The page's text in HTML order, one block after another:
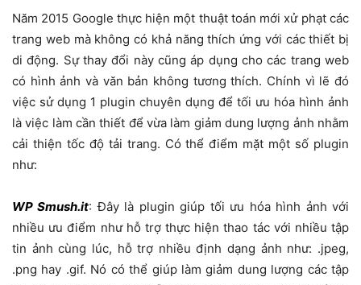
Năm 2015 Google thực hiện một thuật toán mới xử phạt các
trang web mà không có khả năng thích ứng với các thiết bị
di động. Sự thay đổi này cũng áp dụng cho các trang web
có hình ảnh và văn bản không tương thích. Chính vì lẽ đó
việc sử dụng 1 plugin chuyên dụng để tối ưu hóa hình ảnh
là việc làm cần thiết để vừa làm giảm dung lượng ảnh nhằm
cải thiện tốc độ tải trang. Có thể điểm mặt một số plugin
như:
WP Smush.it: Đây là plugin giúp tối ưu hóa hình ảnh với
nhiều ưu điểm như hỗ trợ thực hiện thao tác với nhiều tập
tin ảnh cùng lúc, hỗ trợ nhiều định dạng ảnh như: .jpeg,
.png hay .gif. Nó có thể giúp làm giảm dung lượng các tập